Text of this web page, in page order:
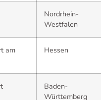
Nordrhein-
Westfalen
am
Hessen
Baden-
Württemberg